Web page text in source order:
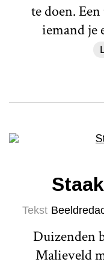
te doen.
iemand je
Tekst
Duizenden
Malieveld